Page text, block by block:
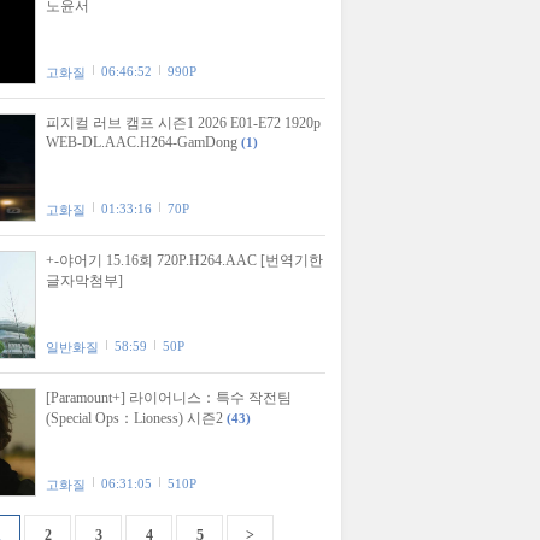
노윤서
고화질 06:46:52 990P
피지컬 러브 캠프 시즌1 2026 E01-E72 1920p
WEB-DL.AAC.H264-GamDong (1)
고화질 01:33:16 70P
+-야어기 15.16회 720P.H264.AAC [번역기한
글자막첨부]
일반화질 58:59 50P
[Paramount+] 라이어니스：특수 작전팀
(Special Ops：Lioness) 시즌2 (43)
고화질 06:31:05 510P
2 3 4 5 >